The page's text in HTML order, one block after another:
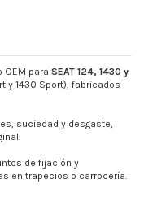
para SEAT 124, 1430 y
y 1430 Sport), fabricados
suciedad y desgaste,
de fijación y
en trapecios o carrocería.